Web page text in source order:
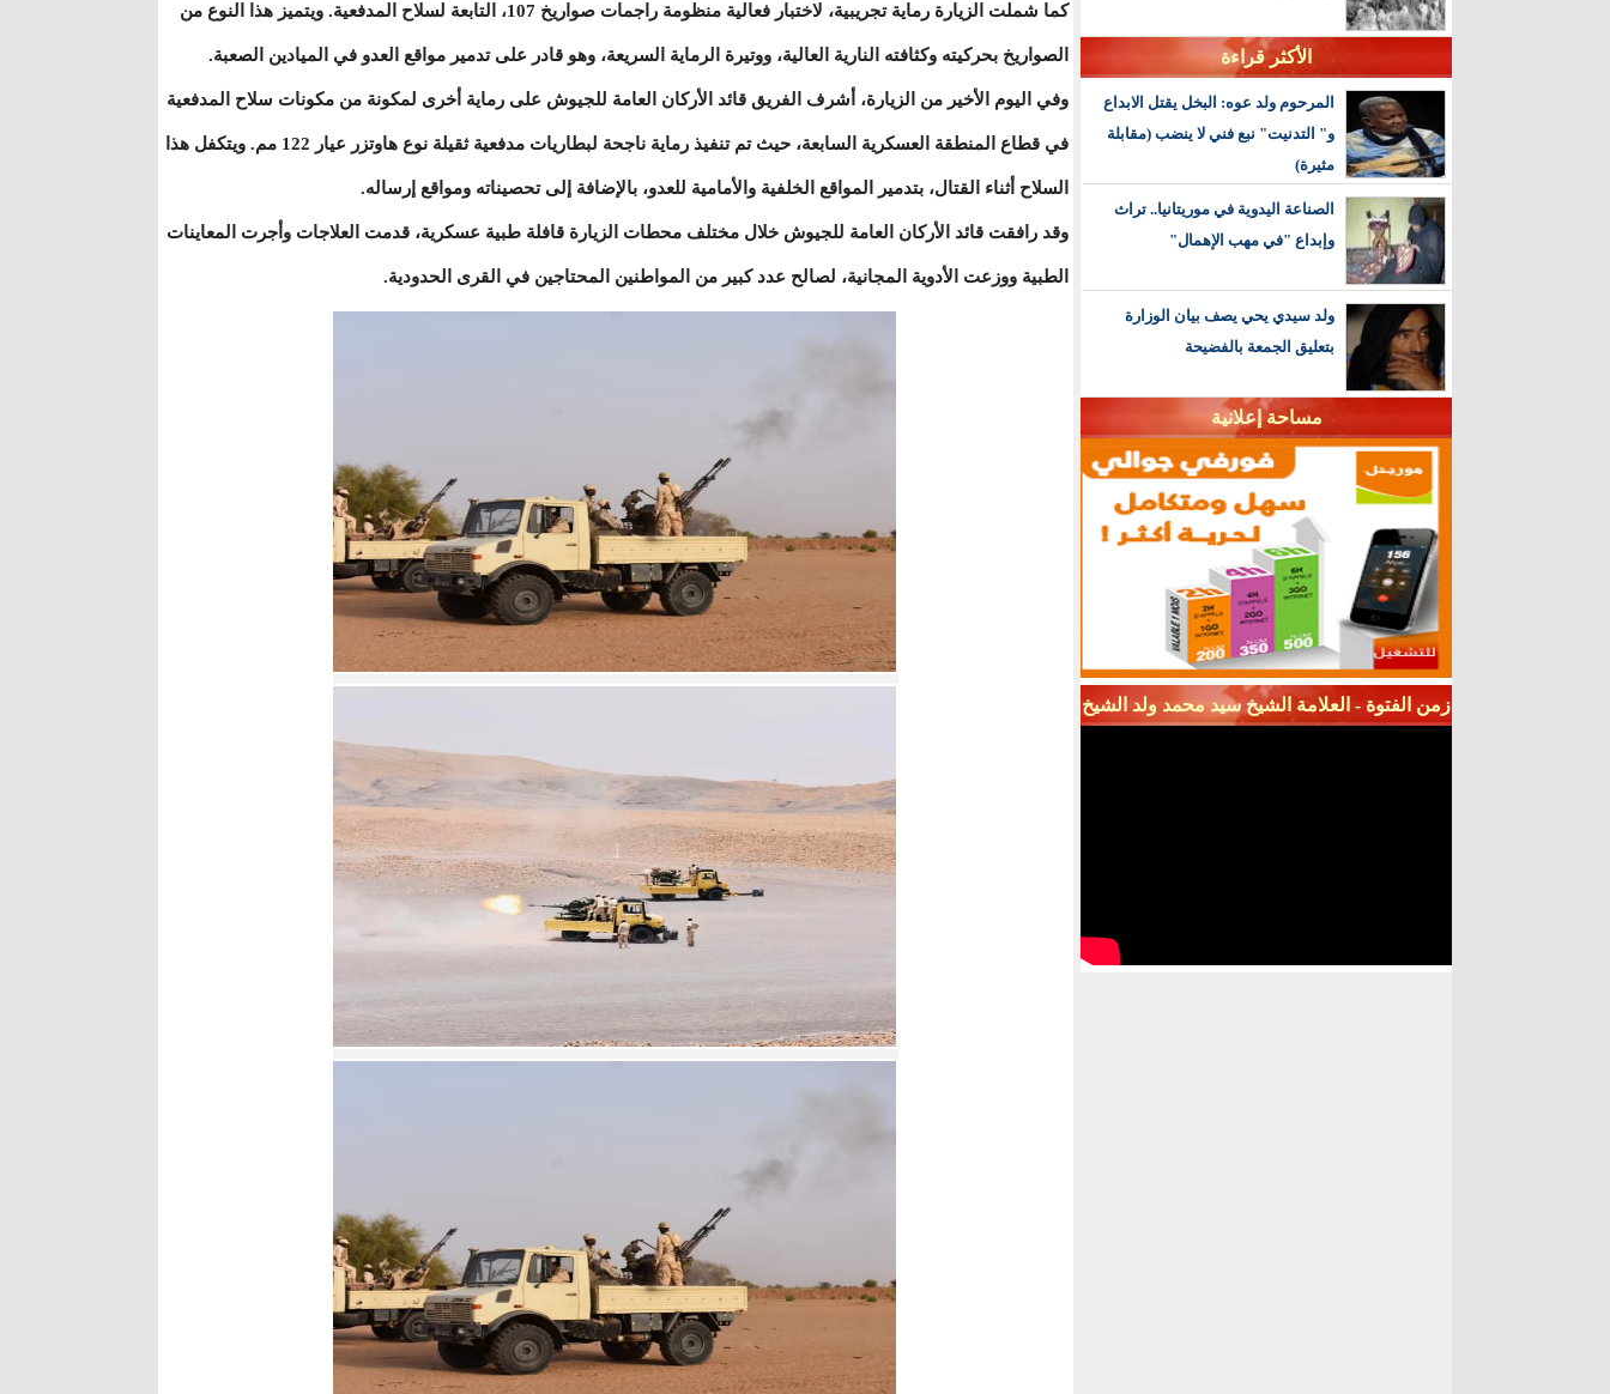
كما شملت الزيارة رماية تجريبية، لاختبار فعالية منظومة راجمات صواريخ 107، التابعة لسلاح المدفعية. ويتميز هذا النوع من
الصواريخ بحركيته وكثافته النارية العالية، ووتيرة الرماية السريعة، وهو قادر على تدمير مواقع العدو في الميادين الصعبة.
وفي اليوم الأخير من الزيارة، أشرف الفريق قائد الأركان العامة للجيوش على رماية أخرى لمكونة من مكونات سلاح المدفعية
في قطاع المنطقة العسكرية السابعة، حيث تم تنفيذ رماية ناجحة لبطاريات مدفعية ثقيلة نوع هاوتزر عيار 122 مم. ويتكفل هذا
السلاح أثناء القتال، بتدمير المواقع الخلفية والأمامية للعدو، بالإضافة إلى تحصيناته ومواقع إرساله.
وقد رافقت قائد الأركان العامة للجيوش خلال مختلف محطات الزيارة قافلة طبية عسكرية، قدمت العلاجات وأجرت المعاينات
الطبية ووزعت الأدوية المجانية، لصالح عدد كبير من المواطنين المحتاجين في القرى الحدودية.
الأكثر قراءة
المرحوم ولد عوه: البخل يقتل الابداع
و" التدنيت" نبع فني لا ينضب (مقابلة
مثيرة)
الصناعة اليدوية في موريتانيا.. تراث
وإبداع "في مهب الإهمال"
ولد سيدي يحي يصف بيان الوزارة
بتعليق الجمعة بالفضيحة
مساحة إعلانية
زمن الفتوة - العلامة الشيخ سيد محمد ولد الشيخ